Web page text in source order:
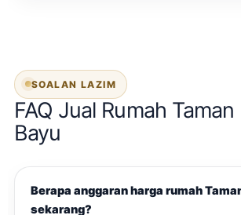
SOALAN LAZIM
FAQ Jual Rumah
Bayu
Berapa anggaran harga rumah
sekarang?